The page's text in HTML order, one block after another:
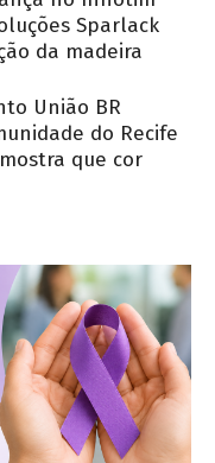
Sparlack
da madeira
União BR
do Recife
que cor